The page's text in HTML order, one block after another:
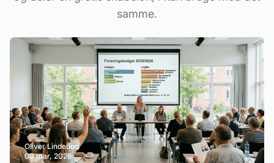
samme.
Oliver Lindebod
09 mar, 2026